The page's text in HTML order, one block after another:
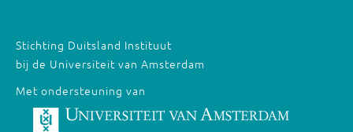
Stichting Duitsland Instituut
bij de Universiteit van Amsterdam
Met ondersteuning van